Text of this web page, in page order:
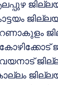
കോഴിക്കോട്
വയനാട്